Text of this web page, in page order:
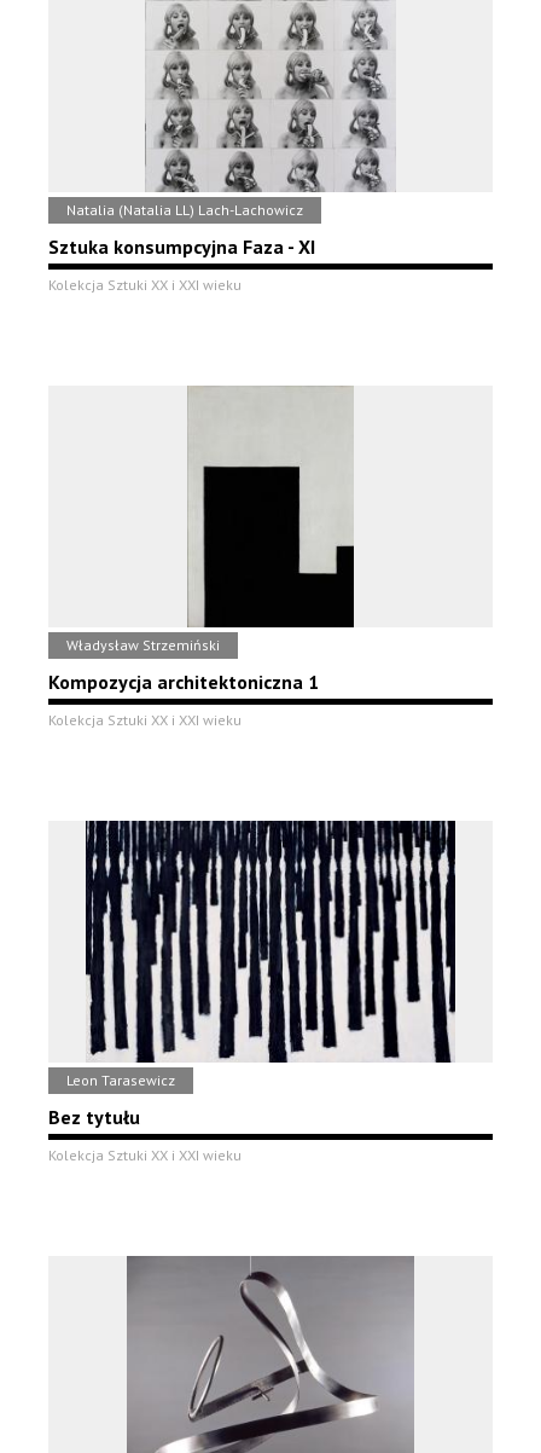
Natalia (Natalia LL) Lach-Lachowicz
Sztuka konsumpcyjna Faza - XI
Kolekcja Sztuki XX i XXI wieku
Władysław Strzemiński
Kompozycja architektoniczna 1
Kolekcja Sztuki XX i XXI wieku
Leon Tarasewicz
Bez tytułu
Kolekcja Sztuki XX i XXI wieku